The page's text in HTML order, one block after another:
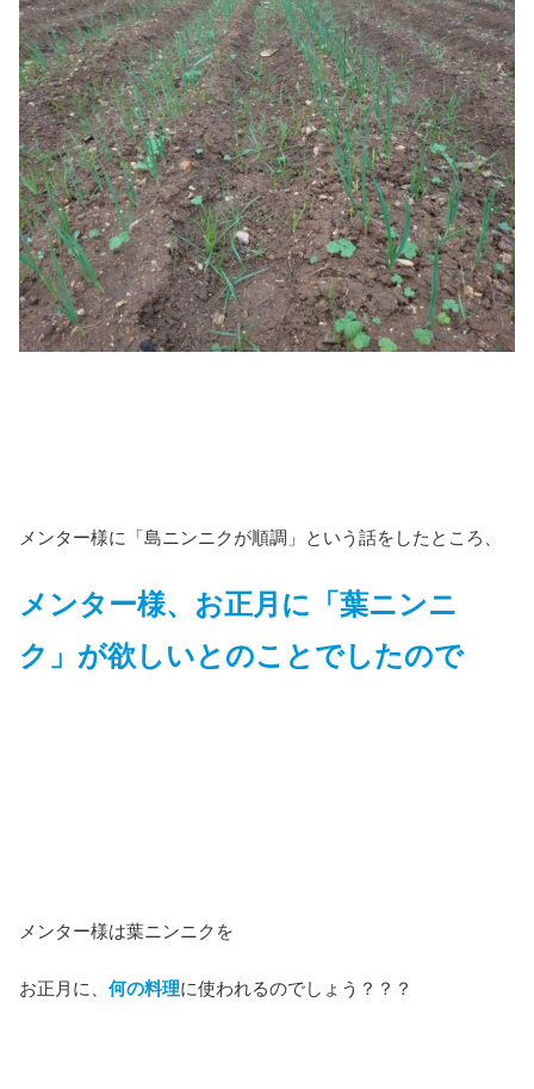
メンター様に「島ニンニクが順調」という話をしたところ、
メンター様、お正月に「葉ニンニ
ク」が欲しいとのことでしたので
メンター様は葉ニンニクを
お正月に、 何の料理に使われるのでしょう？？？